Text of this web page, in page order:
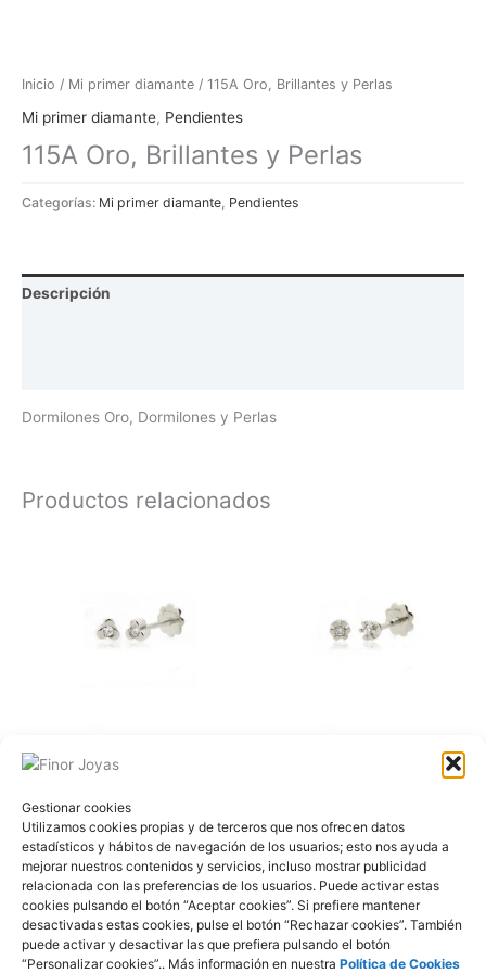
Gestionar cookies
Utilizamos cookies propias y de terceros que nos ofrecen datos
estadísticos y hábitos de navegación de los usuarios; esto nos ayuda a
mejorar nuestros contenidos y servicios, incluso mostrar publicidad
relacionada con las preferencias de los usuarios. Puede activar estas
cookies pulsando el botón “Aceptar cookies”. Si prefiere mantener
desactivadas estas cookies, pulse el botón “Rechazar cookies”. También
puede activar y desactivar las que prefiera pulsando el botón
“Personalizar cookies”.. Más información en nuestra Política de Cookies
Inicio / Mi primer diamante / 115A Oro, Brillantes y Perlas
Mi primer diamante, Pendientes
115A Oro, Brillantes y Perlas
Categorías: Mi primer diamante Pendientes
Descripción
Dormilones Oro, Dormilones y Perlas
Productos relacionados
Mi primer diamante
Brillantes
Mi primer diamante
FOD904A Oro y
Mi primer diamante
FOD902A Oro y